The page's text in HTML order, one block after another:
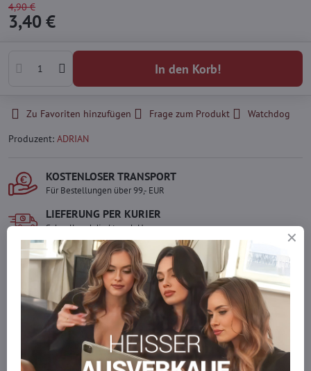
4,90 €
3,40 €
In den Korb!
Zu Favoriten hinzufügen Frage zum Produkt
Watchdog
Produzent: ADRIAN
KOSTENLOSER TRANSPORT
Für Bestellungen über 99,- EUR
LIEFERUNG PER KURIER
Schnell und direkt nach Hause.
SICHERE ZAHLUNGEN
Gesicherte Online-Zahlungen
Ware auf Lager
Wir versenden sofort
Werden Sie Teil von everlady
Werden Sie Teil von everlady und genießen Sie einen 5 %
Mitgliedervorteilbei jedem Einkauf.
Der Vorteil wird automatisch im Warenkorb angewendet.